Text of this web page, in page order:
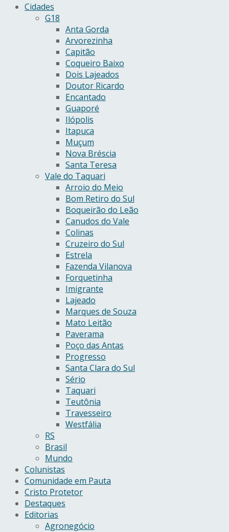
Cidades
G18
Anta Gorda
Arvorezinha
Capitão
Coqueiro Baixo
Dois Lajeados
Doutor Ricardo
Encantado
Guaporé
Ilópolis
Itapuca
Muçum
Nova Bréscia
Santa Teresa
Vale do Taquari
Arroio do Meio
Bom Retiro do Sul
Boqueirão do Leão
Canudos do Vale
Colinas
Cruzeiro do Sul
Estrela
Fazenda Vilanova
Forquetinha
Imigrante
Lajeado
Marques de Souza
Mato Leitão
Paverama
Poço das Antas
Progresso
Santa Clara do Sul
Sério
Taquari
Teutônia
Travesseiro
Westfália
RS
Brasil
Mundo
Colunistas
Comunidade em Pauta
Cristo Protetor
Destaques
Editorias
Agronegócio